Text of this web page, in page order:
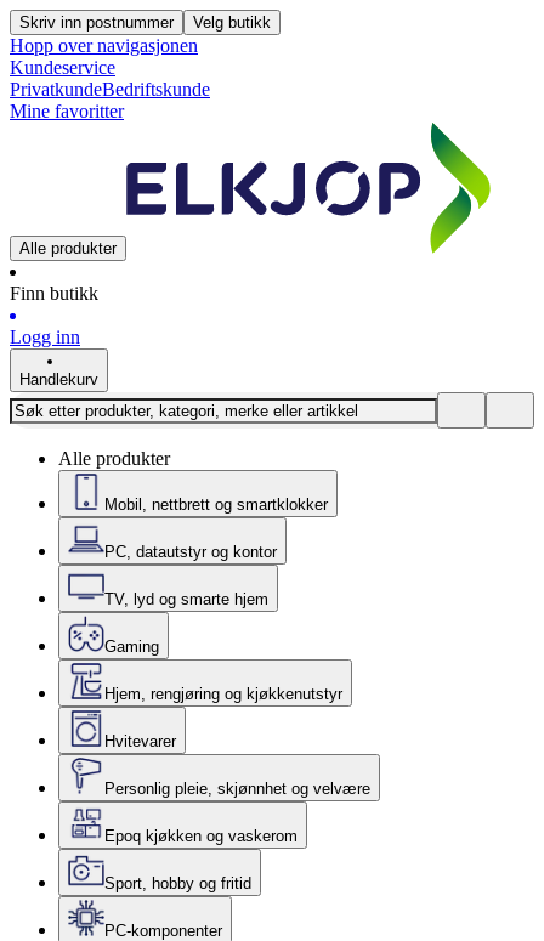
Skriv inn postnummer Velg butikk
Hopp over navigasjonen
Kundeservice
PrivatkundeBedriftskunde
Mine favoritter
Alle produkter
Finn butikk
Logg inn
Handlekurv
Alle produkter
Mobil, nettbrett og smartklokker
PC, datautstyr og kontor
TV, lyd og smarte hjem
Gaming
Hjem, rengjøring og kjøkkenutstyr
Hvitevarer
Personlig pleie, skjønnhet og velvære
Epoq kjøkken og vaskerom
Sport, hobby og fritid
PC-komponenter